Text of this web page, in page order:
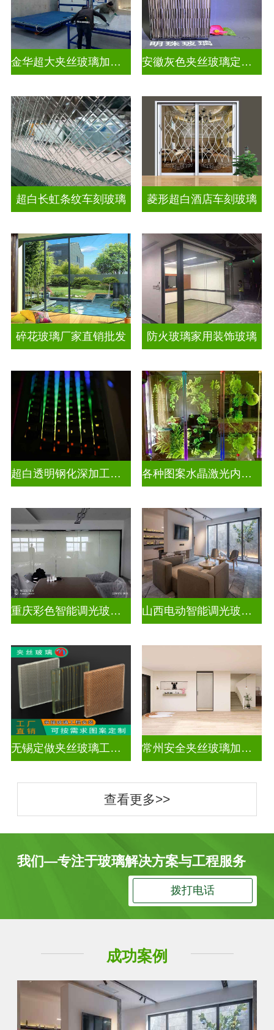
金华超大夹丝玻璃加工店 安徽灰色夹丝玻璃定做厂
超白长虹条纹车刻玻璃 菱形超白酒店车刻玻璃
碎花玻璃厂家直销批发 防火玻璃家用装饰玻璃
超白透明钢化深加工激光内雕屏风 各种图案水晶激光内雕发光艺术玻璃
重庆彩色智能调光玻璃定制公司 山西电动智能调光玻璃价格多少钱
无锡定做夹丝玻璃工厂地址 常州安全夹丝玻璃加工厂
查看更多>>
我们—专注于玻璃解决方案与工程服务
拨打电话
成功案例